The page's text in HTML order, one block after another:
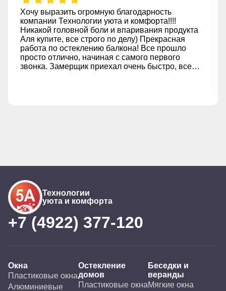
Хочу выразить огромную благодарность
компании Технологии уюта и комфорта!!!!
Никакой головной боли и впаривания продукта
Аля купите, все строго по делу) Прекрасная
работа по остеклению балкона! Все прошло
просто отлично, начиная с самого первого
звонка. Замерщик приехал очень быстро, все
который радует глаз. Всем советую эту
Технологии
уюта и комфорта
+7 (4922) 377-120
Окна
Пластиковые окна
Алюминиевые
Остекление
домов
Пластиковые окна
Беседки и
веранды
Мягкие окна